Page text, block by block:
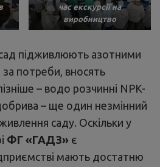
час екскурсії на
виробництво
сад підживлюють азотними
потреби, вносять
– водо розчинні NPK-
– ще один незмінний
саду. Оскільки у
ФГ «ГАДЗ» є
мають достатню